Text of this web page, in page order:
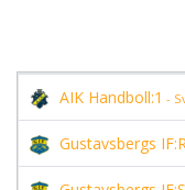
AIK Handboll:1 -
Gustavsbergs